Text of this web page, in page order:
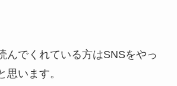
んでくれている方はSNSをやっ
思います。